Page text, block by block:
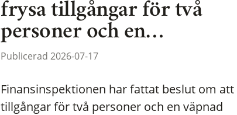
frysa tillgångar för två
personer och en…
Publicerad 2026-07-17
Finansinspektionen har fattat beslut om att
tillgångar för två personer och en väpnad